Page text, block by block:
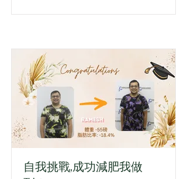
自我挑戰,成功減肥我做